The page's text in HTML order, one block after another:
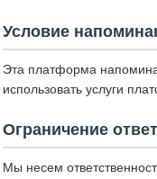
Условие
Эта платформа
использовать услуги
Ограничение
Мы несем